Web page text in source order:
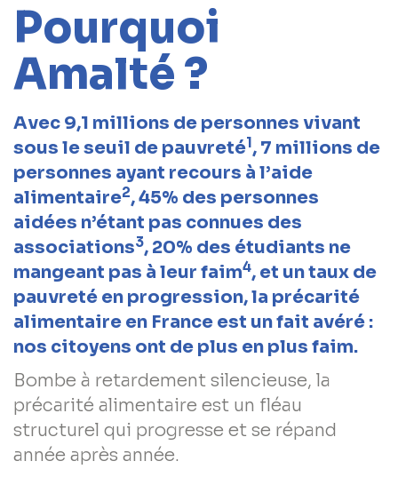
Pourquoi
Amalté ?
Avec 9,1 millions de personnes vivant
sous le seuil de pauvreté1, 7 millions de
personnes ayant recours à l’aide
alimentaire2, 45% des personnes
aidées n’étant pas connues des
associations3, 20% des étudiants ne
mangeant pas à leur faim4, et un taux de
pauvreté en progression, la précarité
alimentaire en France est un fait avéré :
nos citoyens ont de plus en plus faim.
Bombe à retardement silencieuse, la
précarité alimentaire est un fléau
structurel qui progresse et se répand
année après année.